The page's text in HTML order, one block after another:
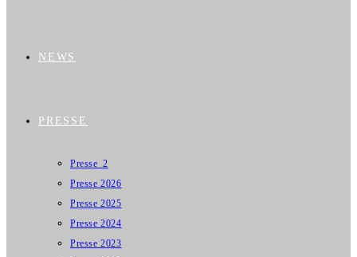
NEWS
PRESSE
Presse_2
Presse 2026
Presse 2025
Presse 2024
Presse 2023